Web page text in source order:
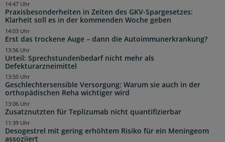
Praxisbesonderheiten in Zeiten des GKV-Spargesetzes:
Klarheit soll es in der kommenden Woche geben
14:47 Uhr
Erst das trockene Auge – dann die Autoimmunerkrankung?
14:03 Uhr
Urteil: Sprechstundenbedarf nicht mehr als
Defekturarzneimittel
13:56 Uhr
Geschlechtersensible Versorgung: Warum sie auch in der
orthopädischen Reha wichtiger wird
13:50 Uhr
Zusatznutzten für Teplizumab nicht quantifizierbar
13:06 Uhr
Desogestrel mit gering erhöhtem Risiko für ein Meningeom
assoziiert
11:39 Uhr